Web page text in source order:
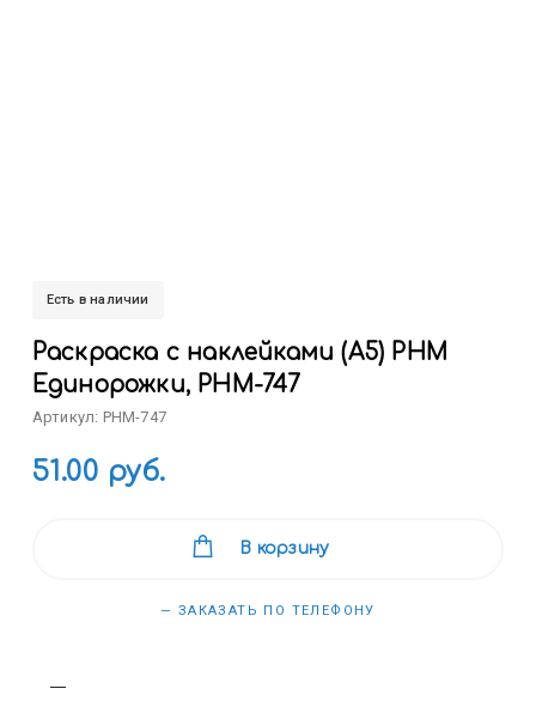
Есть в наличии
Раскраска с наклейками (А5) РНМ
Единорожки, РНМ-747
Артикул: РНМ-747
51.00 руб.
В корзину
— ЗАКАЗАТЬ ПО ТЕЛЕФОНУ